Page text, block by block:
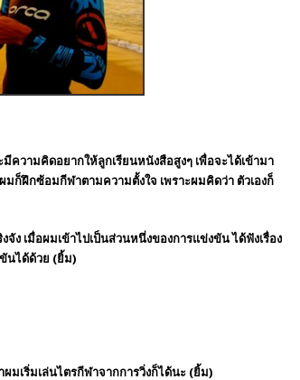
วามคิดอยากให้ลูกเรียนหนังสือสูงๆ เพื่อจะได้เข้ามา
ก็ฝึกซ้อมกีฬาตามความตั้งใจ เพราะผมคิดว่า ตัวเองก็
เมื่อผมเข้าไปเป็นส่วนหนึ่งของการแข่งขัน ได้ฟังเรื่อง
นได้ด้วย (ยิ้ม)
มเริ่มเล่นไตรกีฬาจากการวิ่งก็ได้นะ (ยิ้ม)